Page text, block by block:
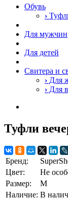
Обувь
›
Для мужчин
Для детей
Свитера и
› Для
› Для
Туфли
Бренд:
Цвет:
Не
Размер:
M
Наличие: В